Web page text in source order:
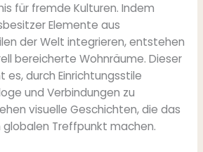
für fremde Kulturen. Indem
Elemente aus
der Welt integrieren, entstehen
bereicherte Wohnräume. Dieser
es, durch Einrichtungsstile
und Verbindungen zu
visuelle Geschichten, die das
globalen Treffpunkt machen.